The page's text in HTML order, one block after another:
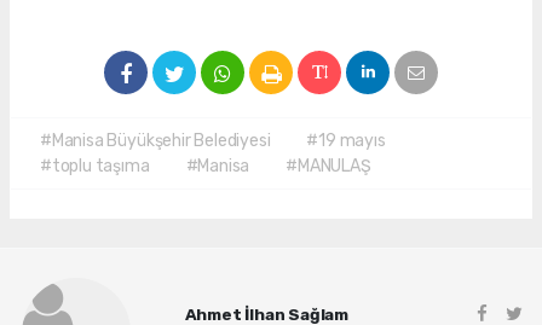
#Manisa Büyükşehir Belediyesi
#19 mayıs
#toplu taşıma
#Manisa #MANULAŞ
Ahmet İlhan Sağlam